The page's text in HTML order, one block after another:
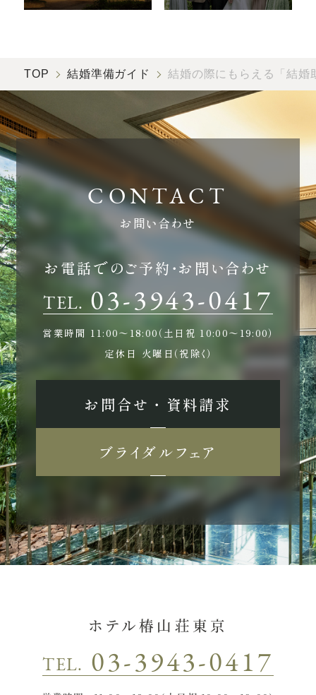
TOP 結婚準備ガイド 結婚の際にもらえる「結婚
お問い合わせ
お電話でのご予約・お問い合わせ
TEL. 03-3943-0417
営業時間 11:00〜18:00（土日祝 10:00〜19:00）
定休日 火曜日（祝除く）
お問合せ ・ 資料請求
ブライダルフェア
ホテル椿山荘東京
TEL. 03-3943-0417